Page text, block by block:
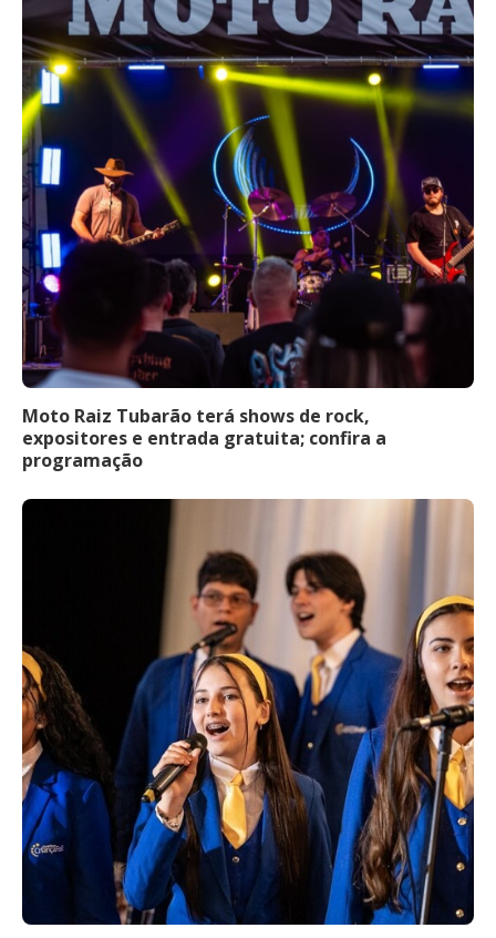
Moto Raiz Tubarão terá shows de rock,
expositores e entrada gratuita; confira a
programação